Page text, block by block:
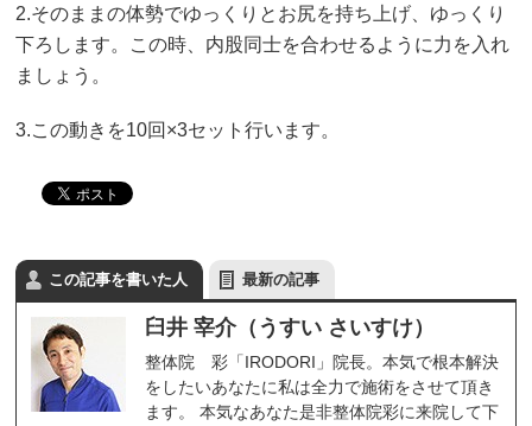
2.そのままの体勢でゆっくりとお尻を持ち上げ、ゆっくり
下ろします。この時、内股同士を合わせるように力を入れ
ましょう。
3.この動きを10回×3セット行います。
この記事を書いた人 最新の記事
臼井 宰介（うすい さいすけ）
整体院 彩「IRODORI」院長。本気で根本解決
をしたいあなたに私は全力で施術をさせて頂き
ます。 本気なあなた是非整体院彩に来院して下